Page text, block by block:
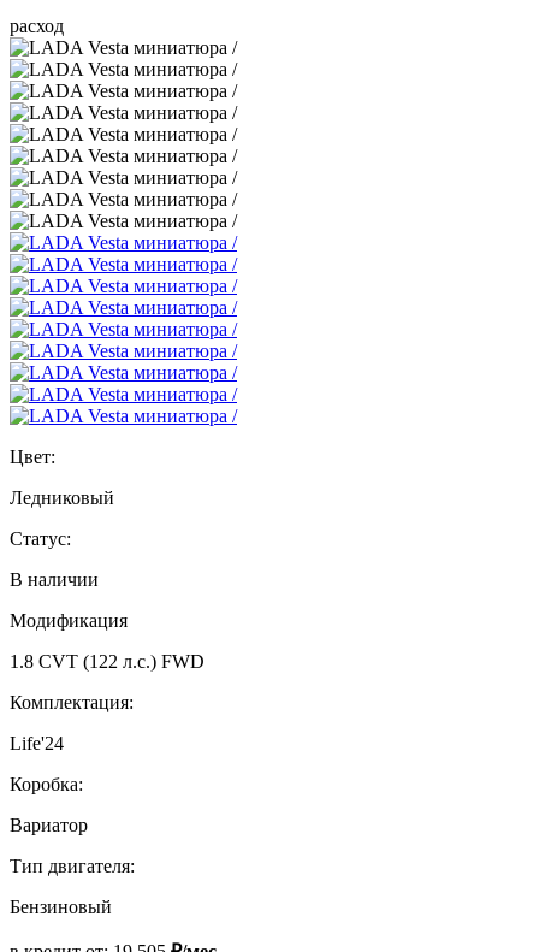
расход
Цвет:
Ледниковый
Статус:
В наличии
Модификация
1.8 CVT (122 л.с.) FWD
Комплектация:
Life'24
Коробка:
Вариатор
Тип двигателя:
Бензиновый